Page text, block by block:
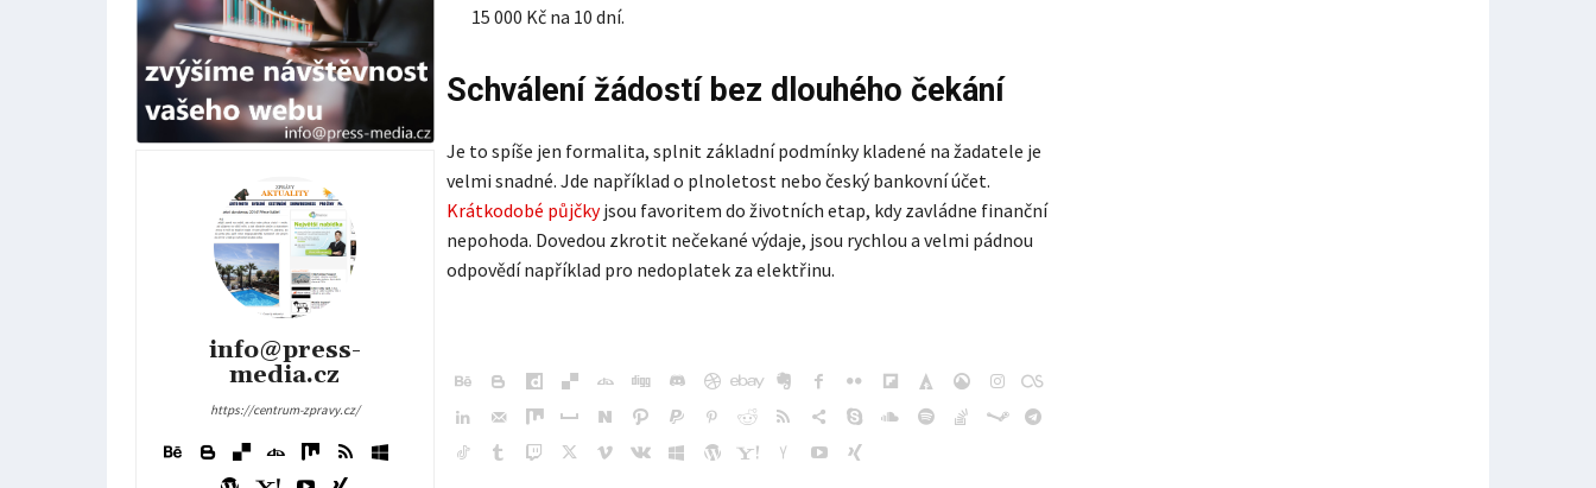
info@press-
media.cz
https://centrum-zpravy.cz/
15 000 Kč na 10 dní.
Schválení žádostí bez dlouhého čekání
Je to spíše jen formalita, splnit základní podmínky kladené na žadatele je
velmi snadné. Jde například o plnoletost nebo český bankovní účet.
Krátkodobé půjčkyjsou favoritem do životních etap, kdy zavládne finanční
nepohoda. Dovedou zkrotit nečekané výdaje, jsou rychlou a velmi pádnou
odpovědí například pro nedoplatek za elektřinu.